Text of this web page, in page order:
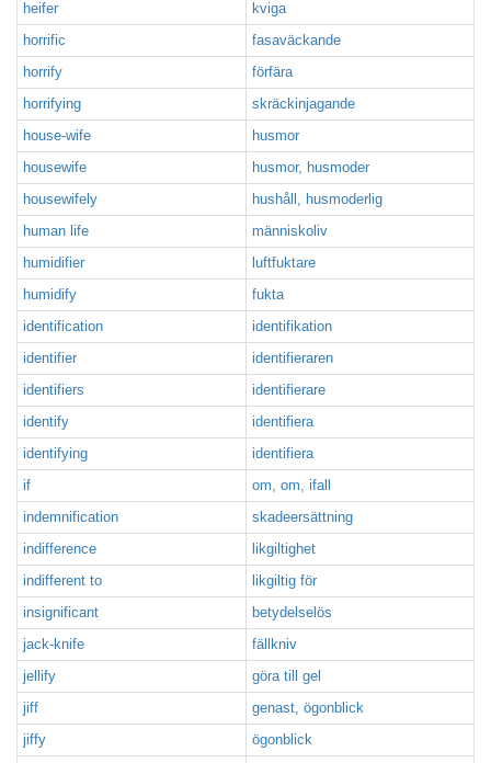
heifer
kviga
horrific
fasaväckande
horrify
förfära
horrifying
skräckinjagande
house-wife
husmor
housewife
husmor, husmoder
housewifely
hushåll, husmoderlig
human life
människoliv
humidifier
luftfuktare
humidify
fukta
identification
identifikation
identifier
identifieraren
identifiers
identifierare
identify
identifiera
identifying
identifiera
if
om, om, ifall
indemnification
skadeersättning
indifference
likgiltighet
indifferent to
likgiltig för
insignificant
betydelselös
jack-knife
fällkniv
jellify
göra till gel
jiff
genast, ögonblick
jiffy
ögonblick